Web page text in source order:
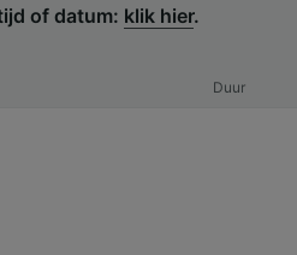
of datum: klik hier.
Duur